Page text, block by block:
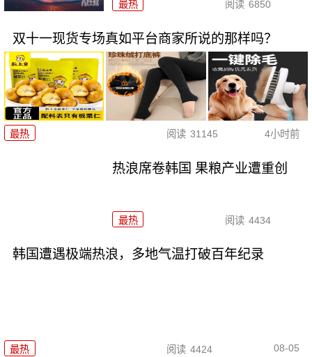
最热 阅读 6850
双十一现货专场真如平台商家所说的那样吗？
最热 阅读 31145 4小时前
热浪席卷韩国 果粮产业遭重创
最热 阅读 4434
韩国遭遇极端热浪，多地气温打破百年纪录
最热 阅读 4424 08-05